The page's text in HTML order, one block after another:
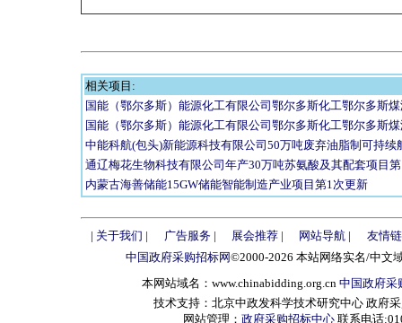
相关项目:
国能（鄂尔多斯）能源化工有限公司鄂尔多斯化工鄂尔多斯
国能（鄂尔多斯）能源化工有限公司鄂尔多斯化工鄂尔多斯
中能科航(包头)新能源科技有限公司50万吨废弃油脂制可持续
通辽梅花生物科技有限公司年产30万吨苏氨酸及其配套项目
内蒙古海善储能15GW储能智能制造产业项目第1次更新
| 关于我们 | 广告服务| 展会推荐| 网站导航 |
友情
中国政府采购招标网©2000-2026 本站网络实名/中文
本网站域名：www.chinabidding.org.cn 中国政府采
技术支持：北京中政发科学技术研究中心 政府
网站管理： 政府采购招标中心 联系电话